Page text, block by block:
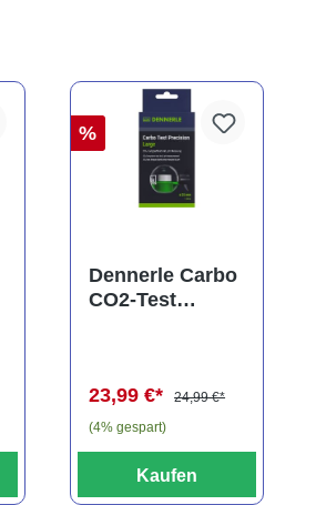
%
Dennerle Carbo
CO2-Test
23,99 €*
24,99 €*
(4% gespart)
Kaufen